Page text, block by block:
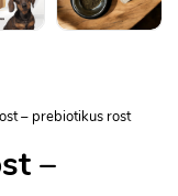
– prebiotikus rost
–